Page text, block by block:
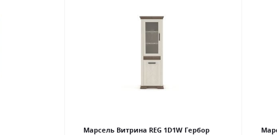
Марсель Витрина REG 1D1W Гербор